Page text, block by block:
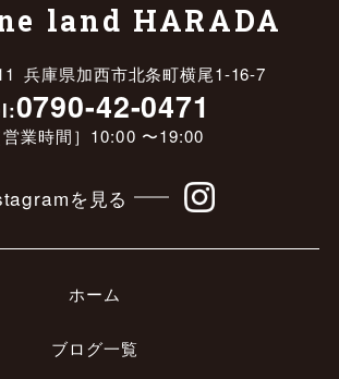
land HARADA
兵庫県加西市北条町横尾1-16-7
0790-42-0471
営業時間］10:00 〜19:00
を見る
ホーム
ブログ一覧